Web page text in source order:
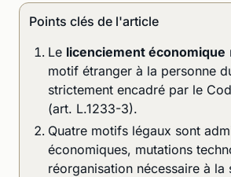
Points clés de l'article
Le licenciement économique
motif étranger à la personne
strictement encadré par le
(art. L.1233-3).
Quatre motifs légaux sont
économiques, mutations
réorganisation nécessaire à la